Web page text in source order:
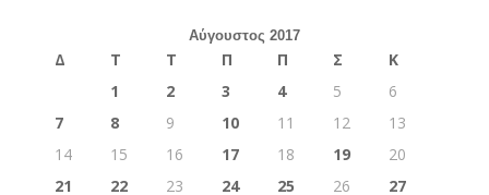
Αύγουστος 2017
Δ Τ Τ Π Π Σ
Κ
1
2 3 4 5
6
7
8 9 10 11 12
13
14
15 16 17 18 19
20
21
22 23 24 25 26
27